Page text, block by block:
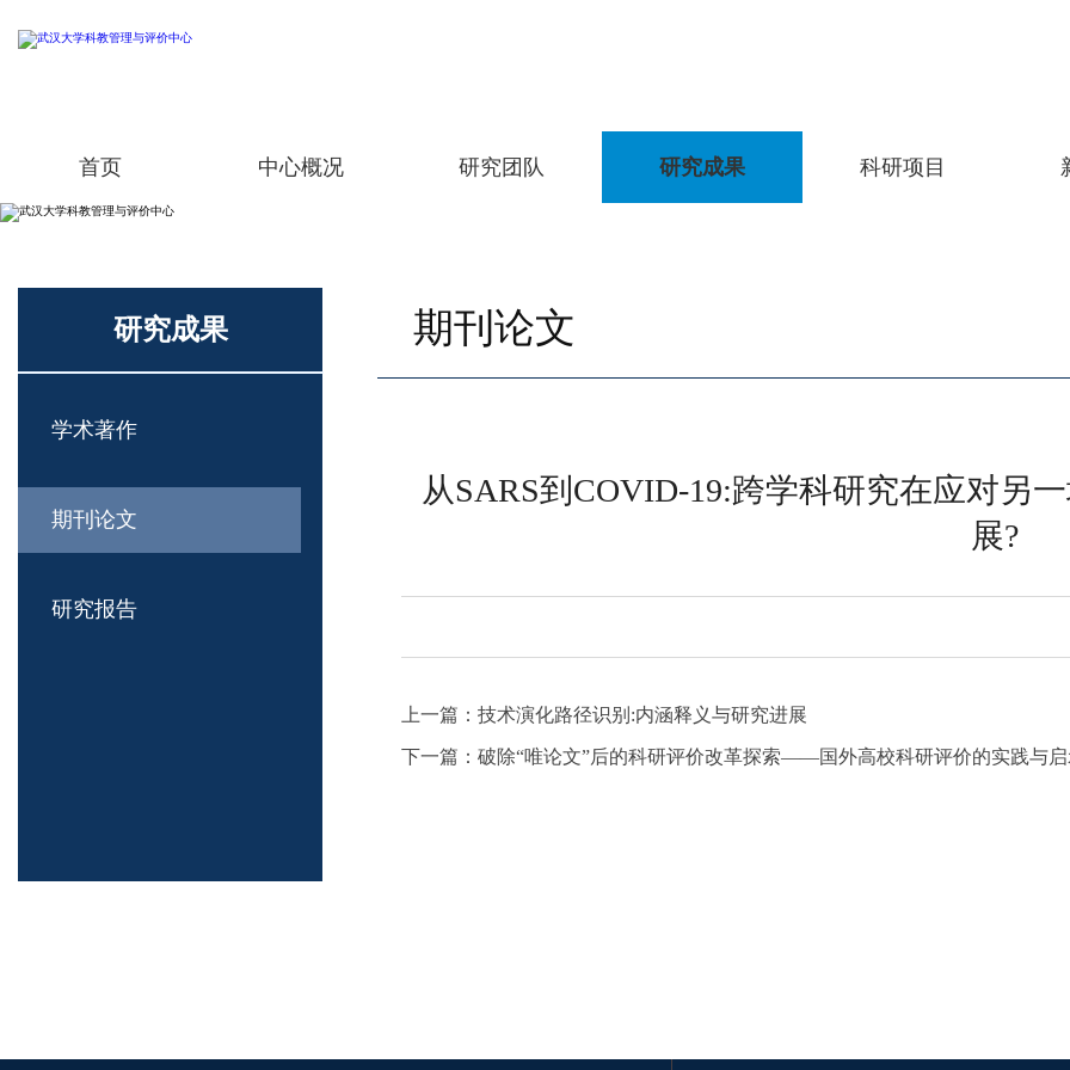
首页 中心概况 研究团队 研究成果 科研项目
研究成果
学术著作
期刊论文
研究报告
期刊论文
从SARS到COVID-19:跨学科研究在应对另
展?
上一篇： 技术演化路径识别:内涵释义与研究进展
下一篇： 破除“唯论文”后的科研评价改革探索——国外高校科研评价的实践与